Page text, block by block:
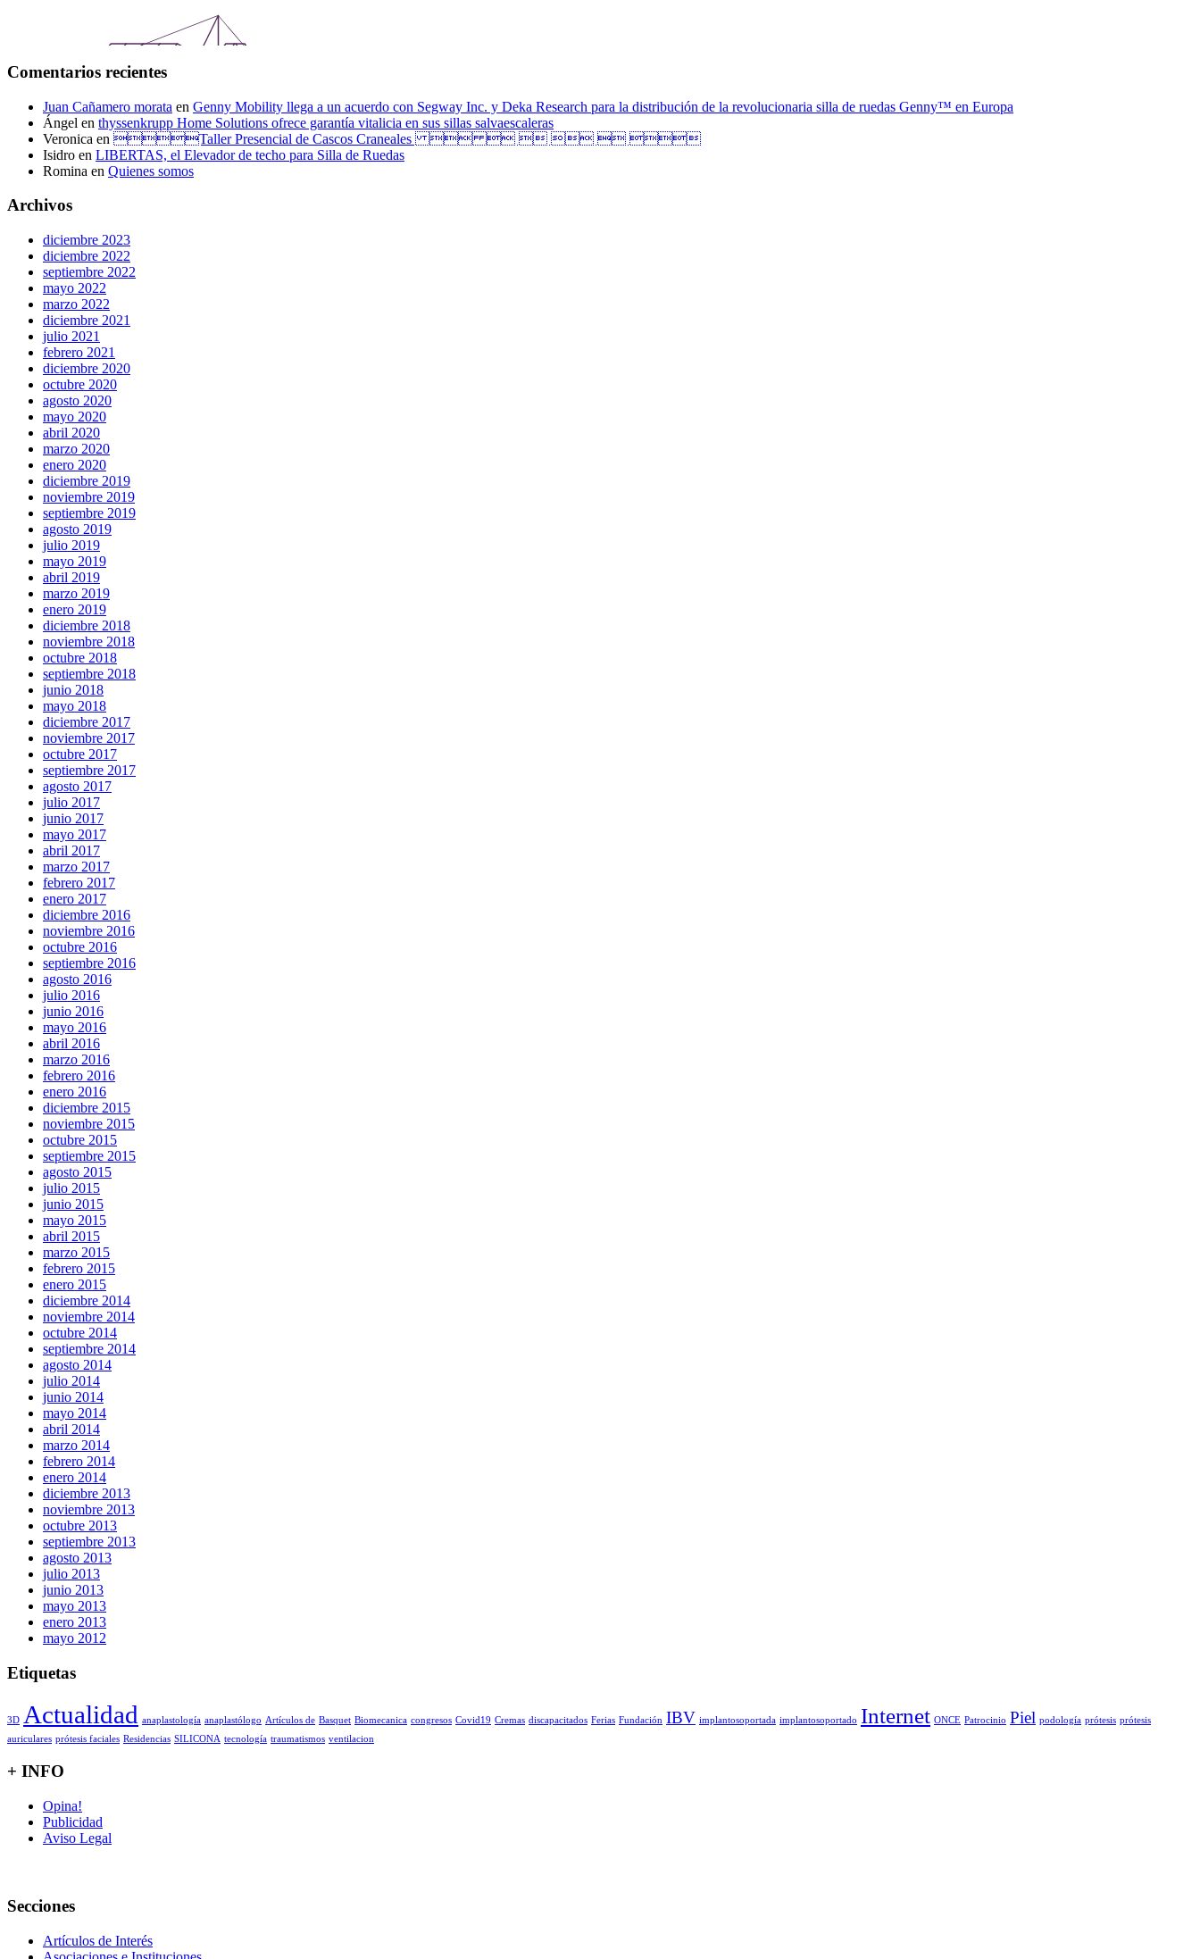
Comentarios recientes
Juan Cañamero morata en Genny Mobility llega a un acuerdo con Segway Inc. y Deka Research para la distribución de la revolucionaria silla de ruedas Genny™ en Europa
Ángel en thyssenkrupp Home Solutions ofrece garantía vitalicia en sus sillas salvaescaleras
Veronica en Taller Presencial de Cascos Craneales      
Isidro en LIBERTAS, el Elevador de techo para Silla de Ruedas
Romina en Quienes somos
Archivos
diciembre 2023
diciembre 2022
septiembre 2022
mayo 2022
marzo 2022
diciembre 2021
julio 2021
febrero 2021
diciembre 2020
octubre 2020
agosto 2020
mayo 2020
abril 2020
marzo 2020
enero 2020
diciembre 2019
noviembre 2019
septiembre 2019
agosto 2019
julio 2019
mayo 2019
abril 2019
marzo 2019
enero 2019
diciembre 2018
noviembre 2018
octubre 2018
septiembre 2018
junio 2018
mayo 2018
diciembre 2017
noviembre 2017
octubre 2017
septiembre 2017
agosto 2017
julio 2017
junio 2017
mayo 2017
abril 2017
marzo 2017
febrero 2017
enero 2017
diciembre 2016
noviembre 2016
octubre 2016
septiembre 2016
agosto 2016
julio 2016
junio 2016
mayo 2016
abril 2016
marzo 2016
febrero 2016
enero 2016
diciembre 2015
noviembre 2015
octubre 2015
septiembre 2015
agosto 2015
julio 2015
junio 2015
mayo 2015
abril 2015
marzo 2015
febrero 2015
enero 2015
diciembre 2014
noviembre 2014
octubre 2014
septiembre 2014
agosto 2014
julio 2014
junio 2014
mayo 2014
abril 2014
marzo 2014
febrero 2014
enero 2014
diciembre 2013
noviembre 2013
octubre 2013
septiembre 2013
agosto 2013
julio 2013
junio 2013
mayo 2013
enero 2013
mayo 2012
Etiquetas
3D Actualidad anaplastología anaplastólogo Artículos de Basquet Biomecanica congresos Covid19 Cremas discapacitados Ferias Fundación IBV implantosoportada implantosoportado Internet ONCE Patrocinio Piel podología prótesis prótesis
auriculares prótesis faciales Residencias SILICONA tecnología traumatismos ventilacion
+ INFO
Opina!
Publicidad
Aviso Legal
Secciones
Artículos de Interés